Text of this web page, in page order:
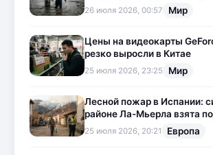
26 июля 2026, 00:57 Мир
Цены на видеокарты
резко выросли в Китае
25 июля 2026, 23:25 Мир
Лесной пожар в Испании:
районе Ла-Мьерла взята
25 июля 2026, 20:21 Европа